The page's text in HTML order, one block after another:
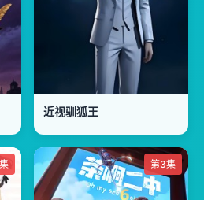
近视驯狐王
第3集